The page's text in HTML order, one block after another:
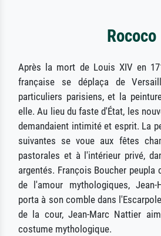
Rococo
Après la mort de Louis XIV en
française se déplaça de
particuliers parisiens, et la
elle. Au lieu du faste d'État, les
demandaient intimité et esprit. La
suivantes se voue aux fêtes
pastorales et à l'intérieur privé,
argentés. François Boucher peupla
de l'amour mythologiques, Jean-
porta à son comble dans
de la cour, Jean-Marc Nattier
costume mythologique.